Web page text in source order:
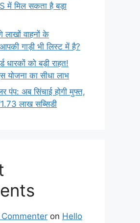
में मिल सकता है बड़ा
लाखों वाहनों के
गाड़ी भी लिस्ट में है?
धारकों को बड़ी राहत!
योजना का सीधा लाभ
पंप: अब सिंचाई होगी मुफ्त,
लाख सब्सिडी
on Hello